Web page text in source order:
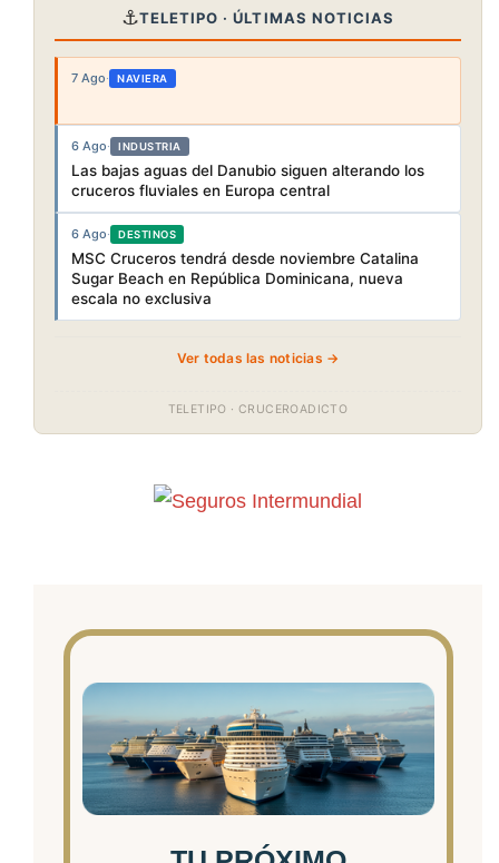
⚓TELETIPO · ÚLTIMAS NOTICIAS
7 Ago· NAVIERA
6 Ago· INDUSTRIA
Las bajas aguas del Danubio siguen alterando los
cruceros fluviales en Europa central
6 Ago· DESTINOS
MSC Cruceros tendrá desde noviembre Catalina
Sugar Beach en República Dominicana, nueva
escala no exclusiva
Ver todas las noticias →
TELETIPO · CRUCEROADICTO